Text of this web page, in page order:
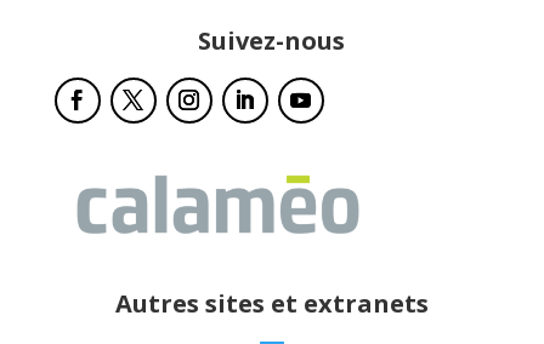
Suivez-nous
Autres sites et extranets